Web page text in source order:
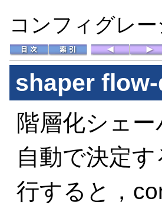
コンフィグレ
shaper
階層化シェ
自動で決定
行すると，